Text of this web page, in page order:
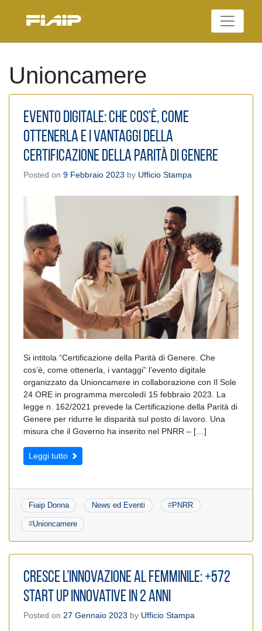
Federazione Italiana
Unioncamere
Evento digitale: Che cos’è, come
ottenerla e i vantaggi della
Certificazione della Parità di Genere
Posted on 9 Febbraio 2023 by Ufficio Stampa
Si intitola “Certificazione della Parità di Genere. Che
cos’è, come ottenerla, i vantaggi” l’evento digitale
organizzato da Unioncamere in collaborazione con Il Sole
24 ORE in programma mercoledì 15 febbraio 2023. La
legge n. 162/2021 prevede la Certificazione della Parità di
Genere per ridurre le disparità sul posto di lavoro. Una
misura che il Governo ha inserito nel PNRR – […]
Leggi tutto
Fiaip Donna News ed Eventi #PNRR
#Unioncamere
Cresce l’innovazione al femminile: +572
start up innovative in 2 anni
Posted on 27 Gennaio 2023 by Ufficio Stampa